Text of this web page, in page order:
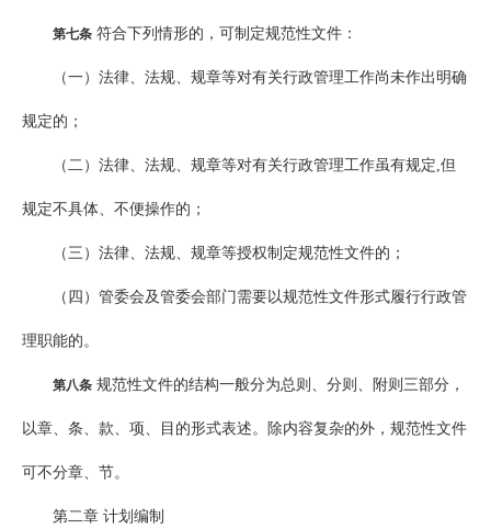
第七条 符合下列情形的，可制定规范性文件：
（一）法律、法规、规章等对有关行政管理工作尚未作出明确
规定的；
（二）法律、法规、规章等对有关行政管理工作虽有规定,但
规定不具体、不便操作的；
（三）法律、法规、规章等授权制定规范性文件的；
（四）管委会及管委会部门需要以规范性文件形式履行行政管
理职能的。
第八条 规范性文件的结构一般分为总则、分则、附则三部分，
以章、条、款、项、目的形式表述。除内容复杂的外，规范性文件
可不分章、节。
第二章 计划编制